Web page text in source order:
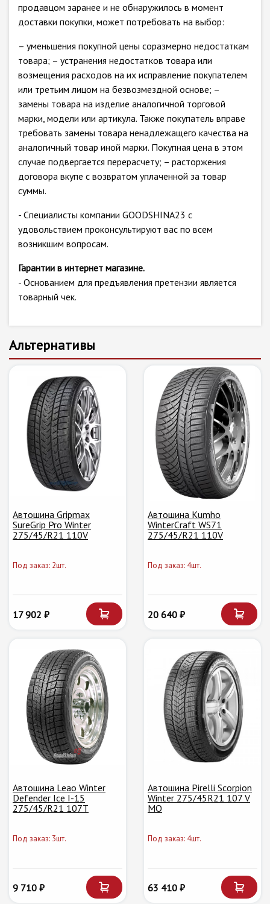
продавцом заранее и не обнаружилось в момент
доставки покупки, может потребовать на выбор:
– уменьшения покупной цены соразмерно недостаткам
товара; – устранения недостатков товара или
возмещения расходов на их исправление покупателем
или третьим лицом на безвозмездной основе; –
замены товара на изделие аналогичной торговой
марки, модели или артикула. Также покупатель вправе
требовать замены товара ненадлежащего качества на
аналогичный товар иной марки. Покупная цена в этом
случае подвергается перерасчету; – расторжения
договора вкупе с возвратом уплаченной за товар
суммы.
- Специалисты компании GOODSHINA23 с
удовольствием проконсультируют вас по всем
возникшим вопросам.
Гарантии в интернет магазине.
- Основанием для предъявления претензии является
товарный чек.
Альтернативы
Автошина Gripmax
SureGrip Pro Winter
275/45/R21 110V
Под заказ: 2шт.
17 902 ₽
Автошина Kumho
WinterCraft WS71
275/45/R21 110V
Под заказ: 4шт.
20 640 ₽
Автошина Leao Winter
Defender Ice I-15
275/45/R21 107T
Под заказ: 3шт.
9 710 ₽
Автошина Pirelli Scorpion
Winter 275/45R21 107 V
MO
Под заказ: 4шт.
63 410 ₽